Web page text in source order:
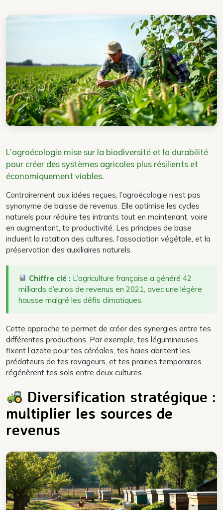
L’agroécologie mise sur la biodiversité et la durabilité
pour créer des systèmes agricoles plus résilients et
économiquement viables.
Contrairement aux idées reçues, l’agroécologie n’est pas
synonyme de baisse de revenus. Elle optimise les cycles
naturels pour réduire tes intrants tout en maintenant, voire
en augmentant, ta productivité. Les principes de base
incluent la rotation des cultures, l’association végétale, et la
préservation des auxiliaires naturels.
Chiffre clé : L’agriculture française a généré 42
milliards d’euros de revenus en 2021, avec une légère
hausse malgré les défis climatiques.
Cette approche te permet de créer des synergies entre tes
différentes productions. Par exemple, tes légumineuses
fixent l’azote pour tes céréales, tes haies abritent les
prédateurs de tes ravageurs, et tes prairies temporaires
régénèrent tes sols entre deux cultures.
Diversification stratégique :
multiplier les sources de
revenus